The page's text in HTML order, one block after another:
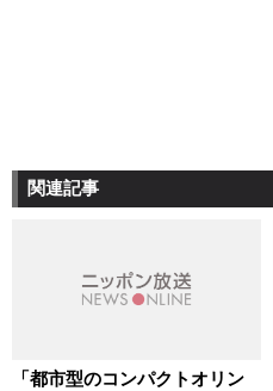
関連記事
「都市型のコンパクトオリン